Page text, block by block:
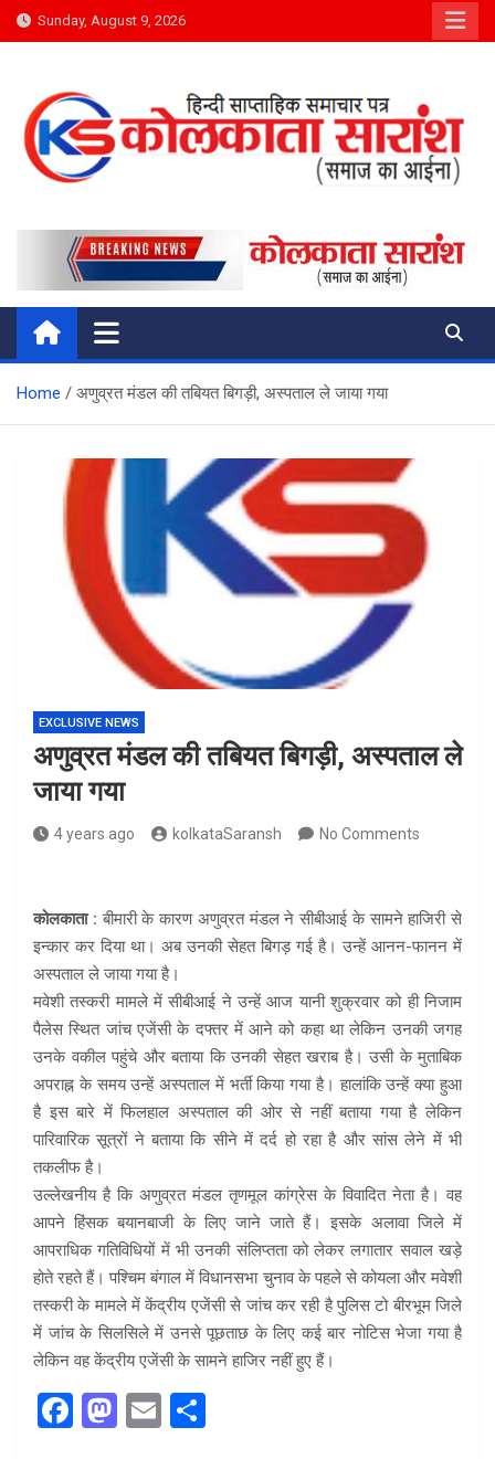
Skip
to
Sunday, August 9, 2026
Kolkata Saransh News
समाज का आईना
Home अणुव्रत मंडल की तबियत बिगड़ी, अस्पताल ले जाया गया
EXCLUSIVE NEWS
अणुव्रत मंडल की तबियत बिगड़ी, अस्पताल ले
जाया गया
4 years ago kolkataSaransh No Comments
कोलकाता : बीमारी के कारण अणुव्रत मंडल ने सीबीआई के सामने हाजिरी से
इन्कार कर दिया था। अब उनकी सेहत बिगड़ गई है। उन्हें आनन-फानन में
अस्पताल ले जाया गया है।
मवेशी तस्करी मामले में सीबीआई ने उन्हें आज यानी शुक्रवार को ही निजाम
पैलेस स्थित जांच एजेंसी के दफ्तर में आने को कहा था लेकिन उनकी जगह
उनके वकील पहुंचे और बताया कि उनकी सेहत खराब है। उसी के मुताबिक
अपराह्न के समय उन्हें अस्पताल में भर्ती किया गया है। हालांकि उन्हें क्या हुआ
है इस बारे में फिलहाल अस्पताल की ओर से नहीं बताया गया है लेकिन
पारिवारिक सूत्रों ने बताया कि सीने में दर्द हो रहा है और सांस लेने में भी
तकलीफ है।
उल्लेखनीय है कि अणुव्रत मंडल तृणमूल कांग्रेस के विवादित नेता है। वह
आपने हिंसक बयानबाजी के लिए जाने जाते हैं। इसके अलावा जिले में
आपराधिक गतिविधियों में भी उनकी संलिप्तता को लेकर लगातार सवाल खड़े
होते रहते हैं। पश्चिम बंगाल में विधानसभा चुनाव के पहले से कोयला और मवेशी
तस्करी के मामले में केंद्रीय एजेंसी से जांच कर रही है पुलिस टो बीरभूम जिले
में जांच के सिलसिले में उनसे पूछताछ के लिए कई बार नोटिस भेजा गया है
लेकिन वह केंद्रीय एजेंसी के सामने हाजिर नहीं हुए हैं।
F
M E